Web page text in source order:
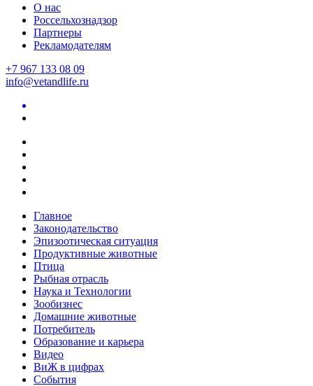
О нас
Россельхознадзор
Партнеры
Рекламодателям
+7 967 133 08 09
info@vetandlife.ru
Главное
Законодательство
Эпизоотическая ситуация
Продуктивные животные
Птица
Рыбная отрасль
Наука и Технологии
Зообизнес
Домашние животные
Потребитель
Образование и карьера
Видео
ВиЖ в цифрах
События